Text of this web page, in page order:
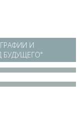
И
БУДУЩЕГО"